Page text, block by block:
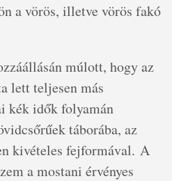
a vörös, illetve vörös fakó
múlott, hogy az
lett teljesen más
kék idők folyamán
táborába, az
kivételes fejformával. A
a mostani érvényes